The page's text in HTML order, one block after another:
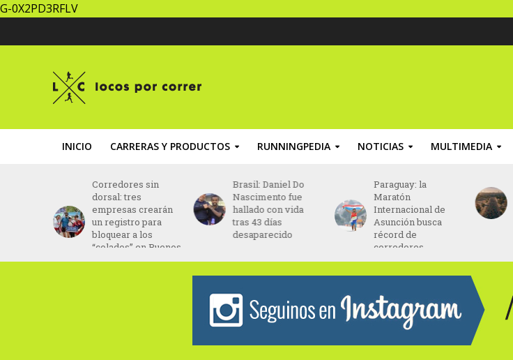
G-0X2PD3RFLV
INICIO CARRERAS Y PRODUCTOS RUNNINGPEDIA NOTICIAS MULTIMEDIA
Corredores sin
dorsal: tres
empresas crearán
un registro para
bloquear a los
“colados” en Buenos
Aires
Brasil: Daniel Do
Nascimento fue
hallado con vida
tras 43 días
desaparecido
Paraguay: la
Maratón
Internacional de
Asunción busca
récord de
corredores